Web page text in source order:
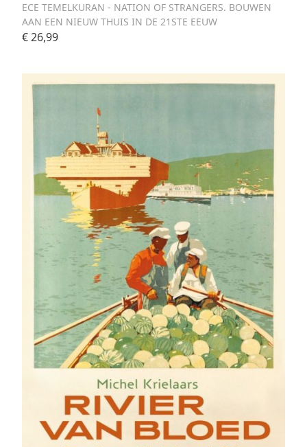
ECE TEMELKURAN - NATION OF STRANGERS. BOUWEN
AAN EEN NIEUW THUIS IN DE 21STE EEUW
€ 26,99